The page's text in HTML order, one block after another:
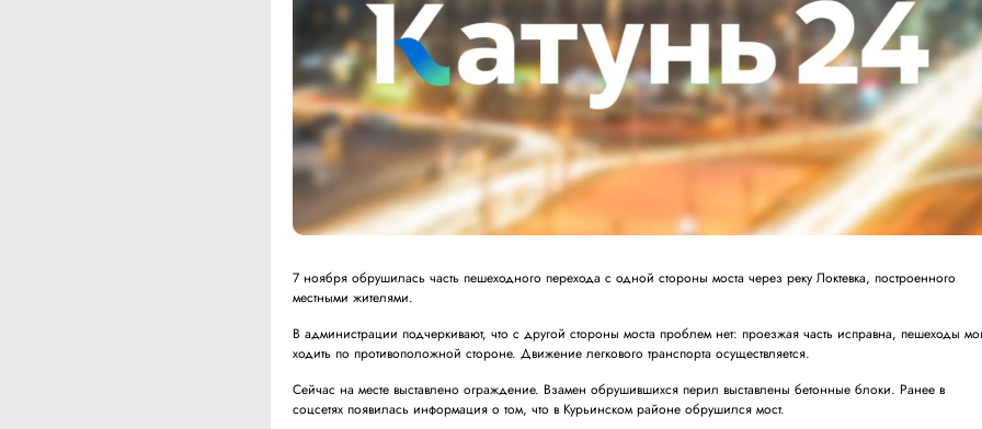
7 ноября обрушилась часть пешеходного перехода с одной стороны моста через реку Локтевка, построенного
местными жителями.
В администрации подчеркивают, что с другой стороны моста проблем нет: проезжая часть исправна, пешеходы
ходить по противоположной стороне. Движение легкового транспорта осуществляется.
Сейчас на месте выставлено ограждение. Взамен обрушившихся перил выставлены бетонные блоки. Ранее в
соцсетях появилась информация о том, что в Курьинском районе обрушился мост.